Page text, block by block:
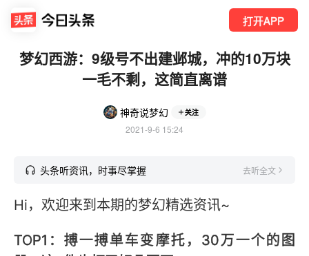
打开APP
梦幻西游：9级号不出建邺城，冲的10万块
一毛不剩，这简直离谱
神奇说梦幻 关注
2021-9-6 15:24
头条听资讯，时事尽掌握 去听全文
Hi，欢迎来到本期的梦幻精选资讯~
TOP1：搏一搏单车变摩托，30万一个的图